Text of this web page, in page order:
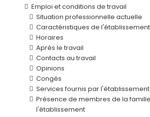
Emploi et conditions de travail
Situation professionnelle actuelle
Caractéristiques de l'établissement
Horaires
Après le travail
Contacts au travail
Opinions
Congés
Services fournis par l'établissement
Présence de membres de la
l'établissement